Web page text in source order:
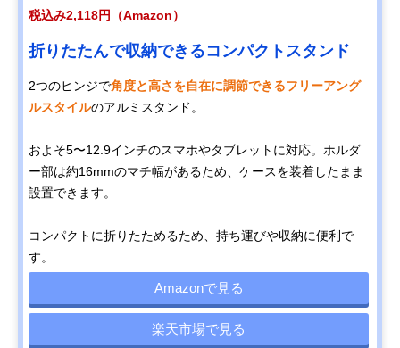
税込み2,118円（Amazon）
折りたたんで収納できるコンパクトスタンド
2つのヒンジで角度と高さを自在に調節できるフリーアング
ルスタイルのアルミスタンド。
およそ5〜12.9インチのスマホやタブレットに対応。ホルダ
ー部は約16mmのマチ幅があるため、ケースを装着したまま
設置できます。
コンパクトに折りたためるため、持ち運びや収納に便利で
す。
Amazonで見る
楽天市場で見る